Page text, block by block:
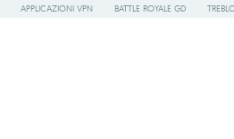
APPLICAZIONI VPN BATTLE ROYALE GD